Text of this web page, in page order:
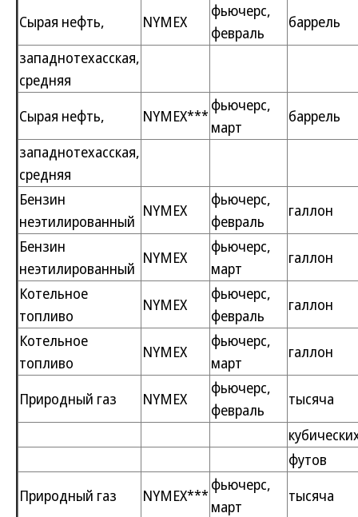
Сырая нефть, NYMEX
фьючерс,
февраль
баррель
западнотехасская,
средняя
Сырая нефть,
NYMEX***
фьючерс,
март
баррель
западнотехасская,
средняя
Бензин
неэтилированный
NYMEX
фьючерс,
февраль
галлон
Бензин
неэтилированный
NYMEX
фьючерс,
март
галлон
Котельное
топливо
NYMEX
фьючерс,
февраль
галлон
Котельное
топливо
NYMEX
фьючерс,
март
галлон
Природный газ NYMEX
фьючерс,
февраль
тысяча
футов
Природный газ
NYMEX***
фьючерс,
март
тысяча